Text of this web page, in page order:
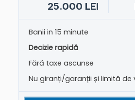
25.000 LEI
Banii in 15 minute
Decizie rapidă
Fără taxe ascunse
Nu giranți/garanții și limită de